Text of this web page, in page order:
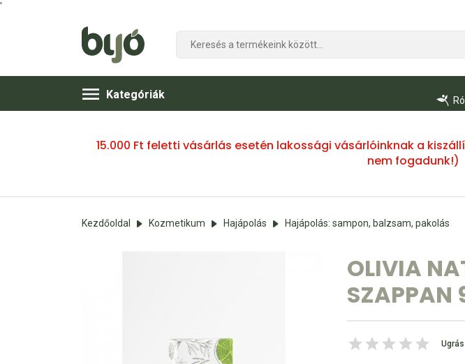
'
Kategóriák
15.000 Ft feletti vásárlás esetén lakossági vásárlóinknak a
nem fogadunk!)
Kezdőoldal Kozmetikum Hajápolás Hajápolás: sampon, balzsam, pakolás
OLIVIA
SZAPPAN